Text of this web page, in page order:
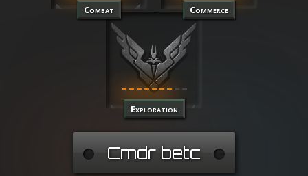
Combat Commerce
Exploration
Cmdr betc